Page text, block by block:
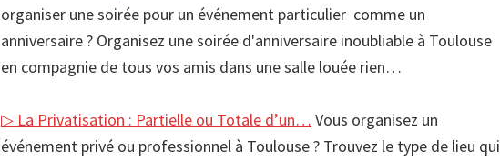
organiser une soirée pour un événement particulier comme un
anniversaire ? Organisez une soirée d'anniversaire inoubliable à Toulouse
en compagnie de tous vos amis dans une salle louée rien…
▷ La Privatisation : Partielle ou Totale d’un… Vous organisez un
événement privé ou professionnel à Toulouse ? Trouvez le type de lieu qui